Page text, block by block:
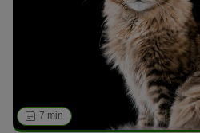
andre land verden over.
7 min